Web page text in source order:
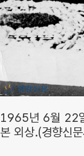
1965년 6월 22
본 외상.(경향신